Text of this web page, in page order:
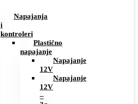
Napajanja
i
kontroleri
Plastično
napajanje
Napajanje
12V
Napajanje
12V
–